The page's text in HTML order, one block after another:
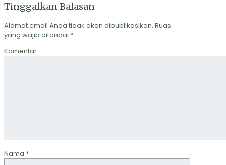
Tinggalkan Balasan
Alamat email Anda tidak akan dipublikasikan. Ruas
yang wajib ditandai *
Komentar
Nama *